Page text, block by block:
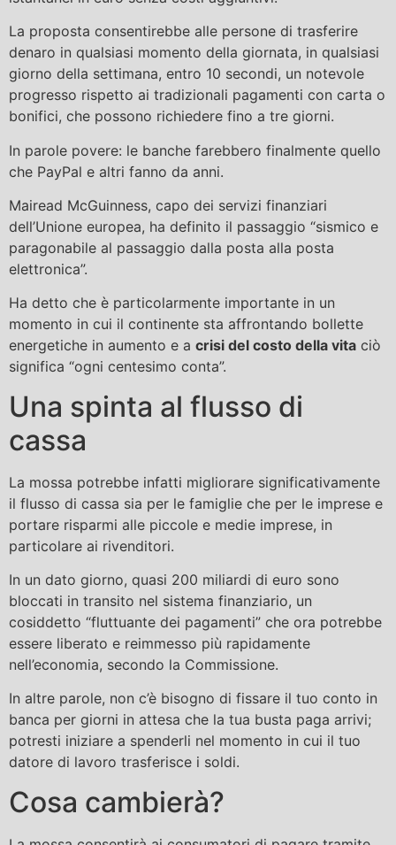
La proposta consentirebbe alle persone di trasferire
denaro in qualsiasi momento della giornata, in qualsiasi
giorno della settimana, entro 10 secondi, un notevole
progresso rispetto ai tradizionali pagamenti con carta o
bonifici, che possono richiedere fino a tre giorni.
In parole povere: le banche farebbero finalmente quello
che PayPal e altri fanno da anni.
Mairead McGuinness, capo dei servizi finanziari
dell’Unione europea, ha definito il passaggio “sismico e
paragonabile al passaggio dalla posta alla posta
elettronica”.
Ha detto che è particolarmente importante in un
momento in cui il continente sta affrontando bollette
energetiche in aumento e a crisi del costo della vita ciò
significa “ogni centesimo conta”.
Una spinta al flusso di
cassa
La mossa potrebbe infatti migliorare significativamente
il flusso di cassa sia per le famiglie che per le imprese e
portare risparmi alle piccole e medie imprese, in
particolare ai rivenditori.
In un dato giorno, quasi 200 miliardi di euro sono
bloccati in transito nel sistema finanziario, un
cosiddetto “fluttuante dei pagamenti” che ora potrebbe
essere liberato e reimmesso più rapidamente
nell’economia, secondo la Commissione.
In altre parole, non c’è bisogno di fissare il tuo conto in
banca per giorni in attesa che la tua busta paga arrivi;
potresti iniziare a spenderli nel momento in cui il tuo
datore di lavoro trasferisce i soldi.
Cosa cambierà?